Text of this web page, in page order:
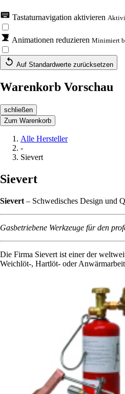
Tastaturnavigation aktivieren
Animationen reduzieren Minimiert
Auf Standardwerte zurücksetzen
Warenkorb Vorschau
schließen
Zum Warenkorb
Alle Hersteller
-
Sievert
Sievert
Sievert – Schwedisches Design und
Gasbetriebene Werkzeuge für den
Die Firma Sievert ist einer der
Weichlöt-, Hartlöt- oder